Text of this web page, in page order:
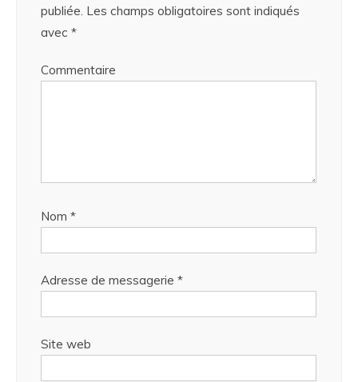
publiée. Les champs obligatoires sont indiqués
avec *
Commentaire
Nom *
Adresse de messagerie *
Site web